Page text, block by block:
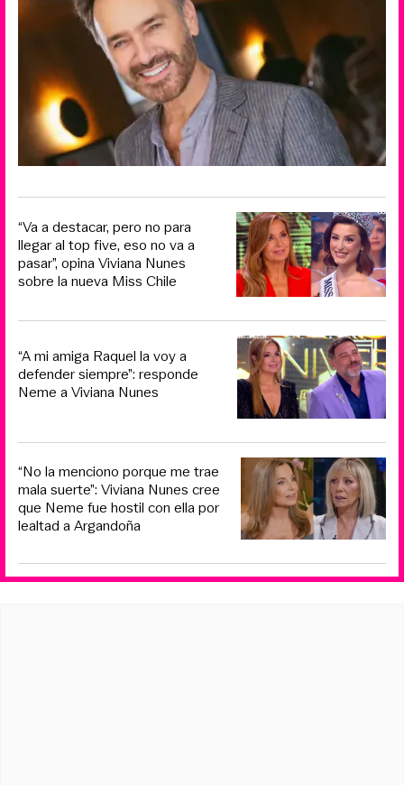
“Va a destacar, pero no para
llegar al top five, eso no va a
pasar”, opina Viviana Nunes
sobre la nueva Miss Chile
“A mi amiga Raquel la voy a
defender siempre”: responde
Neme a Viviana Nunes
“No la menciono porque me trae
mala suerte”: Viviana Nunes cree
que Neme fue hostil con ella por
lealtad a Argandoña